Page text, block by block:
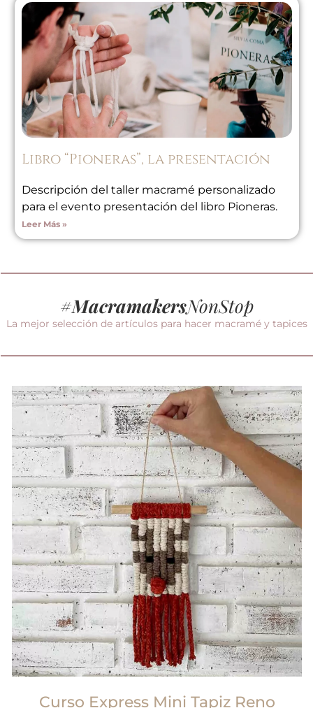
Libro “Pioneras”, la presentación
Descripción del taller macramé personalizado
para el evento presentación del libro Pioneras.
Leer Más »
#MacramakersNonStop
La mejor selección de artículos para hacer macramé y tapices
Curso Express Mini Tapiz Reno